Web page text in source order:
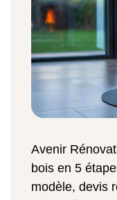
Avenir
bois en 5
modèle, devis